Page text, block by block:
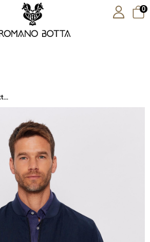
0
Romano Botta Lacivert %100 Keten Mont